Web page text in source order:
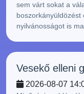
sem várt sokat a
nyilvánosságot is
Vesekő elleni
2026-08-07